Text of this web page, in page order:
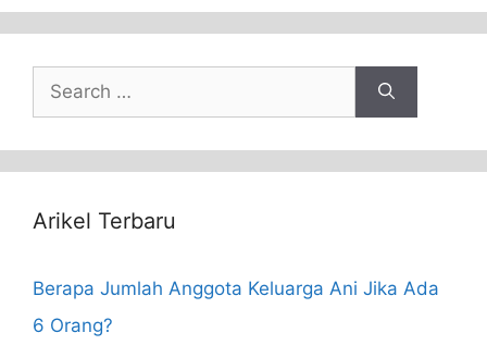
Search
for:
Arikel Terbaru
Berapa Jumlah Anggota Keluarga Ani Jika Ada
6 Orang?